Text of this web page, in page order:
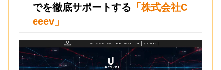
でを徹底サポートする 「株式会社C
eeev」